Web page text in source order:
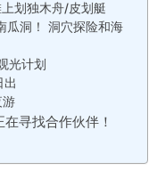
划独木舟/皮划艇
瓜洞！ 洞穴探险和海
光计划
出
寻找合作伙伴！